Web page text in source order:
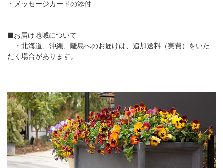
・メッセージカードの添付
■お届け地域について
・北海道、沖縄、離島へのお届けは、追加送料（実費）をいた
だく場合があります。